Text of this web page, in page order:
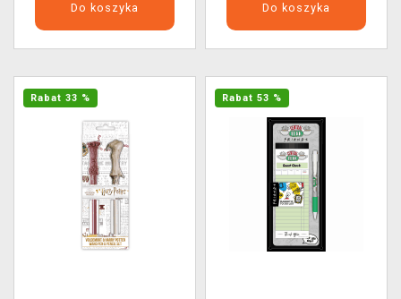
Do koszyka Do koszyka
Rabat 33 % Rabat 53 %